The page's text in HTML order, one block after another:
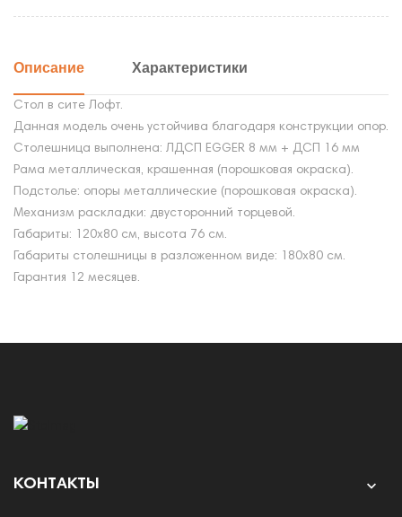
Описание Характеристики
Стол в сите Лофт.
Данная модель очень устойчива благодаря конструкции опор.
Столешница выполнена: ЛДСП EGGER 8 мм + ДСП 16 мм
Рама металлическая, крашенная (порошковая окраска).
Подстолье: опоры металлические (порошковая окраска).
Механизм раскладки: двусторонний торцевой.
Габариты: 120х80 см, высота 76 см.
Габариты столешницы в разложенном виде: 180х80 см.
Гарантия 12 месяцев.
КОНТАКТЫ 